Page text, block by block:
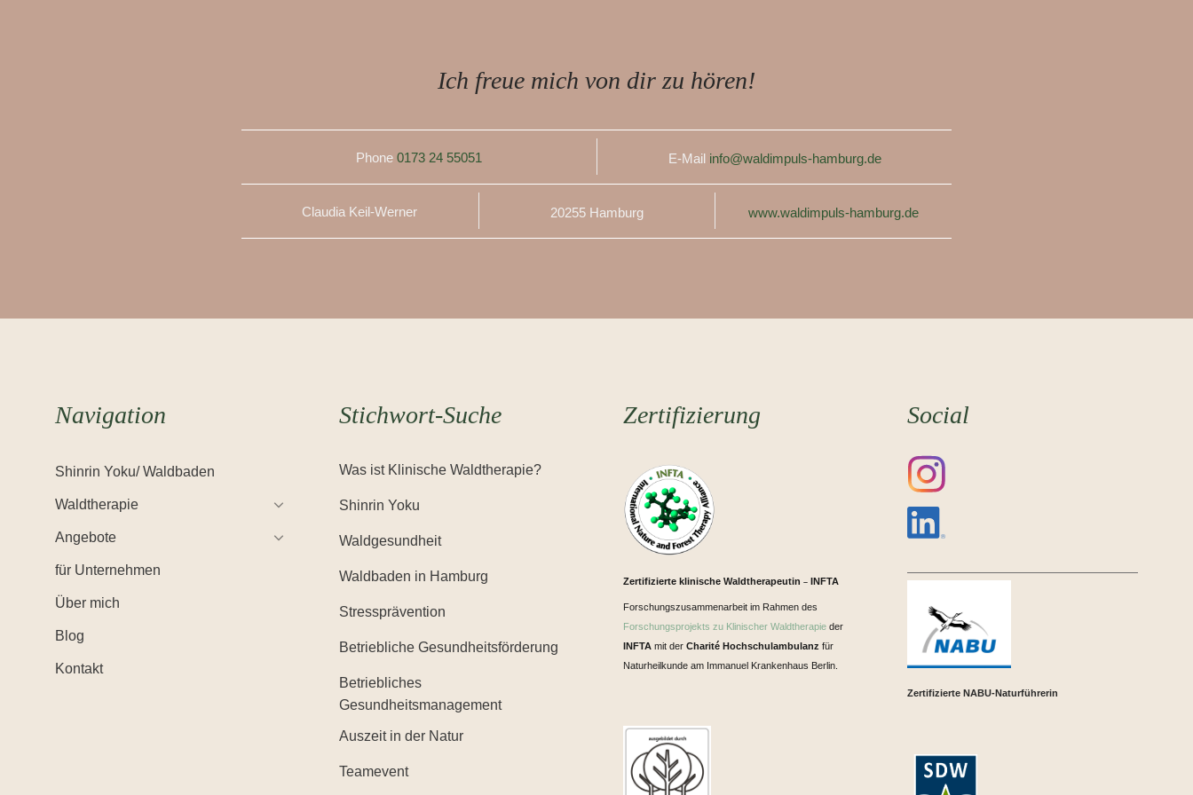
Ich freue mich von dir zu hören!
Phone 0173 24 55051 E-Mail info@waldimpuls-hamburg.de
Claudia Keil-Werner 20255 Hamburg www.waldimpuls-hamburg.de
Navigation
Shinrin Yoku/ Waldbaden
Waldtherapie
Angebote
für Unternehmen
Über mich
Blog
Kontakt
Stichwort-Suche
Was ist Klinische Waldtherapie?
Shinrin Yoku
Waldgesundheit
Waldbaden in Hamburg
Stressprävention
Betriebliche Gesundheitsförderung
Betriebliches
Gesundheitsmanagement
Auszeit in der Natur
Teamevent
Zertifizierung
Zertifizierte klinische Waldtherapeutin – INFTA
Forschungszusammenarbeit im Rahmen des
Forschungsprojekts zu Klinischer Waldtherapie der
INFTA mit der Charité Hochschulambulanz für
Naturheilkunde am Immanuel Krankenhaus Berlin.
Social
Zertifizierte NABU-Naturführerin